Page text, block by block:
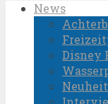
News
Disney